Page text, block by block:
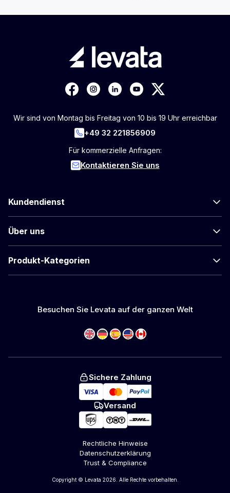
Wir sind von Montag bis Freitag von 10 bis 19 Uhr erreichbar
+49 32 221856909
Für kommerzielle Anfragen:
Kontaktieren Sie uns
Kundendienst
Über uns
Produkt-Kategorien
Besuchen Sie Levata auf der ganzen Welt
Sichere Zahlung
Versand
Rechtliche Hinweise
Datenschutzerklärung
Trust & Compliance
Copyright © Levata 2026. Alle Rechte vorbehalten.